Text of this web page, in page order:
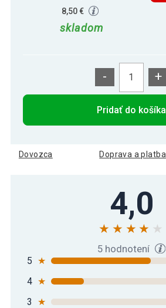
8,50 €
skladom
- +
Pridať do košíka
Dovozca Doprava a platba
4,0
5 hodnotení
5 ★
4 ★
3
★